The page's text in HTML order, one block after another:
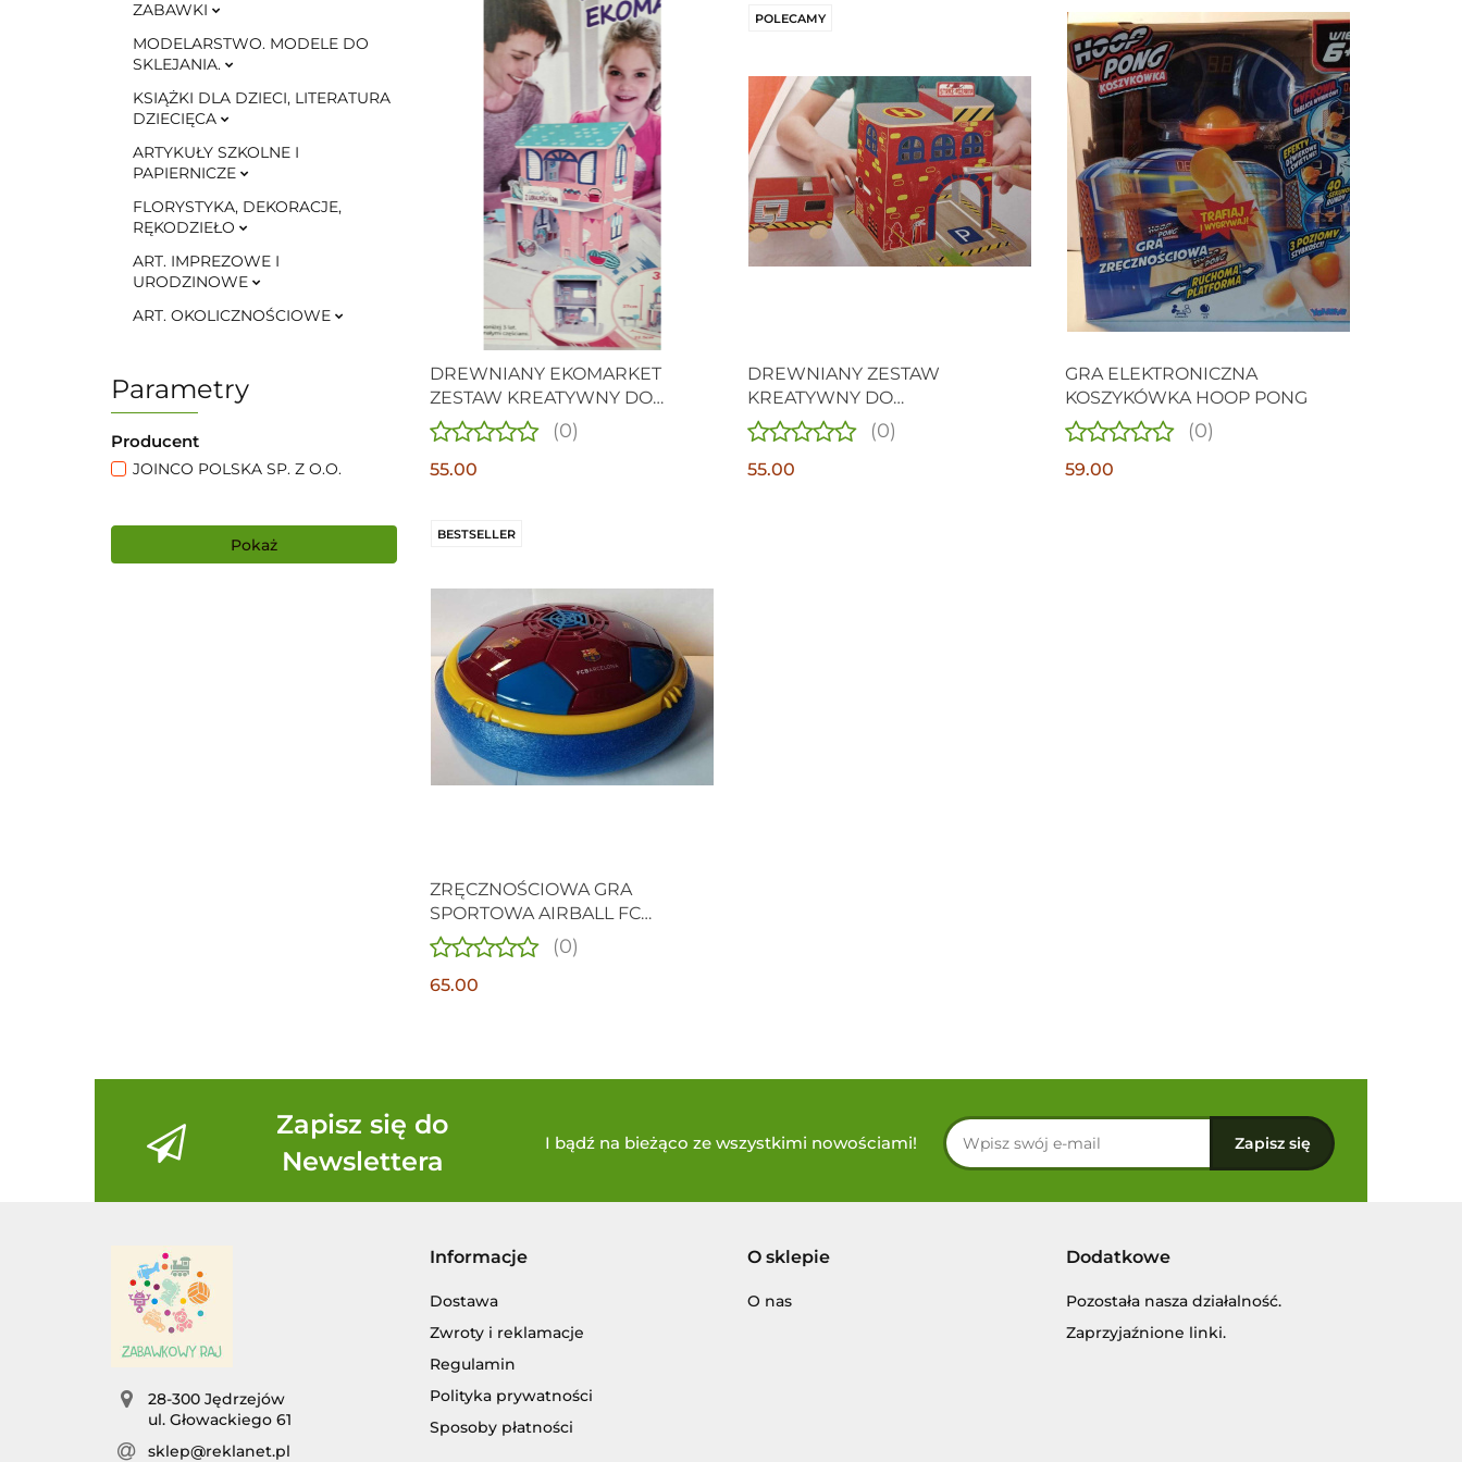
ZABAWKI
MODELARSTWO. MODELE DO
SKLEJANIA.
KSIĄŻKI DLA DZIECI, LITERATURA
DZIECIĘCA
ARTYKUŁY SZKOLNE I
PAPIERNICZE
FLORYSTYKA, DEKORACJE,
RĘKODZIEŁO
ART. IMPREZOWE I
URODZINOWE
ART. OKOLICZNOŚCIOWE
Parametry
Producent
JOINCO POLSKA SP. Z O.O.
Pokaż
DREWNIANY EKOMARKET
ZESTAW KREATYWNY DO
SAMODZIELNEGO ZŁOŻENIA
(0)
55.00
POLECAMY
DREWNIANY ZESTAW
KREATYWNY DO
SAMODZIELNEGO ZŁOŻENIA
REMIZA - STRAŻ POŻARNA
(0)
55.00
GRA ELEKTRONICZNA
KOSZYKÓWKA HOOP PONG
(0)
59.00
BESTSELLER
ZRĘCZNOŚCIOWA GRA
SPORTOWA AIRBALL FC
BARCELONA - DUŻA PIŁKA
PODUSZKOWIEC ZE ŚWIATŁAMI
NA BATERIE. DYSKOPIŁKA 21cm.
(0)
65.00
Zapisz się do
Newslettera
I bądź na bieżąco ze wszystkimi nowościami!
28-300 Jędrzejów
ul. Głowackiego 61
sklep@reklanet.pl
Informacje
Dostawa
Zwroty i reklamacje
Regulamin
Polityka prywatności
Sposoby płatności
O sklepie
O nas
Dodatkowe
Pozostała nasza działalność.
Zaprzyjaźnione linki.